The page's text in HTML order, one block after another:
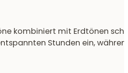
kombiniert mit Erdtönen
Stunden ein,